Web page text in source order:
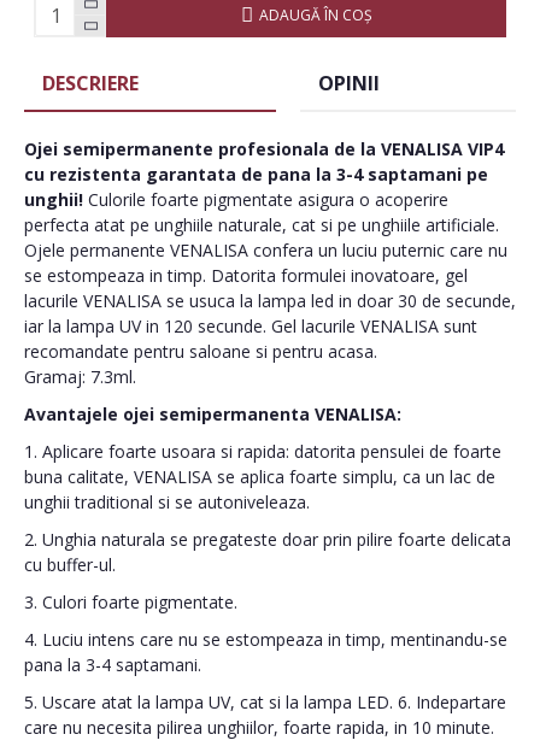
ADAUGĂ ÎN COŞ
DESCRIERE OPINII
Ojei semipermanente profesionala de la VENALISA VIP4
cu rezistenta garantata de pana la 3-4 saptamani pe
unghii! Culorile foarte pigmentate asigura o acoperire
perfecta atat pe unghiile naturale, cat si pe unghiile artificiale.
Ojele permanente VENALISA confera un luciu puternic care nu
se estompeaza in timp. Datorita formulei inovatoare, gel
lacurile VENALISA se usuca la lampa led in doar 30 de secunde,
iar la lampa UV in 120 secunde. Gel lacurile VENALISA sunt
recomandate pentru saloane si pentru acasa.
Gramaj: 7.3ml.
Avantajele ojei semipermanenta VENALISA:
1. Aplicare foarte usoara si rapida: datorita pensulei de foarte
buna calitate, VENALISA se aplica foarte simplu, ca un lac de
unghii traditional si se autoniveleaza.
2. Unghia naturala se pregateste doar prin pilire foarte delicata
cu buffer-ul.
3. Culori foarte pigmentate.
4. Luciu intens care nu se estompeaza in timp, mentinandu-se
pana la 3-4 saptamani.
5. Uscare atat la lampa UV, cat si la lampa LED. 6. Indepartare
care nu necesita pilirea unghiilor, foarte rapida, in 10 minute.